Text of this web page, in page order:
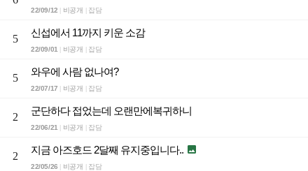
22/09/12 비공개 잡담
5
신섭에서 11까지 키운 소감
22/09/01| 비공개 잡담
5
와우에 사람 없나여?
22/07/17 비공개 잡담
2
군단하다 접었는데 오랜만에복귀하니
22/06/21| 비공개 잡담
2
지금 아즈호드 2달째 유지중입니다.. 
22/05/26 비공개 잡담